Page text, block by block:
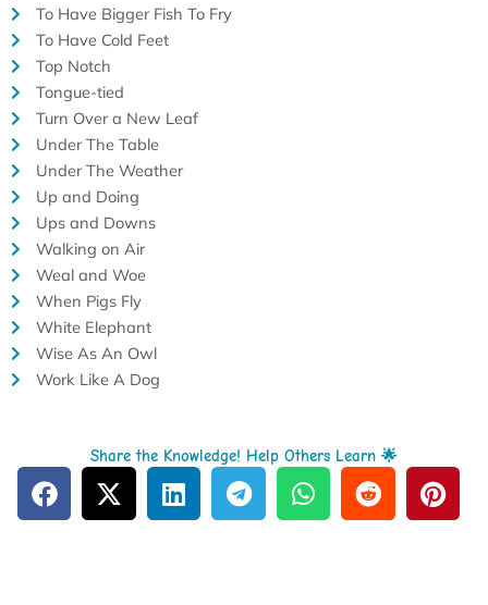
To Have Bigger Fish To Fry
To Have Cold Feet
Top Notch
Tongue-tied
Turn Over a New Leaf
Under The Table
Under The Weather
Up and Doing
Ups and Downs
Walking on Air
Weal and Woe
When Pigs Fly
White Elephant
Wise As An Owl
Work Like A Dog
Share the Knowledge! Help Others Learn 🌟